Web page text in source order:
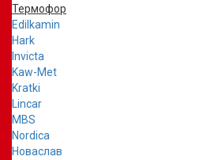
Термофор
Edilkamin
Hark
Invicta
Kaw-Met
Kratki
Lincar
MBS
Nordica
Новаслав